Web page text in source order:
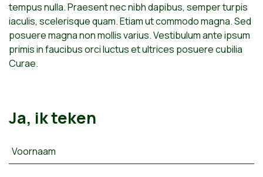
tempus nulla. Praesent nec nibh dapibus, semper turpis
iaculis, scelerisque quam. Etiam ut commodo magna. Sed
posuere magna non mollis varius. Vestibulum ante ipsum
primis in faucibus orci luctus et ultrices posuere cubilia
Curae.
Ja, ik teken
Voornaam